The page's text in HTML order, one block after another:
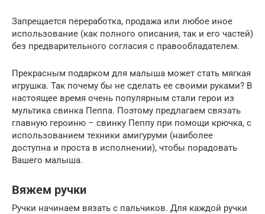
Запрещается переработка, продажа или любое иное
использование (как полного описания, так и его частей)
без предварительного согласия с правообладателем.
Прекрасным подарком для малыша может стать мягкая
игрушка. Так почему бы не сделать ее своими руками? В
настоящее время очень популярным стали герои из
мультика свинка Пеппа. Поэтому предлагаем связать
главную героиню – свинку Пеппу при помощи крючка, с
использованием техники амигуруми (наиболее
доступна и проста в исполнении), чтобы порадовать
Вашего малыша.
Вяжем ручки
Ручки начинаем вязать с пальчиков. Для каждой ручки